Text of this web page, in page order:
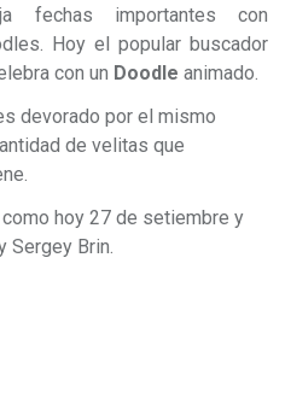
fechas importantes con
Hoy el popular buscador
con un Doodle animado.
devorado por el mismo
de velitas que
hoy 27 de setiembre y
Sergey Brin.